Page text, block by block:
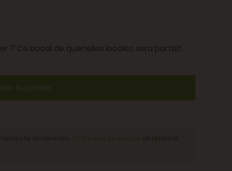
? Ce bocal de quenelles locales sera parfait
au panier